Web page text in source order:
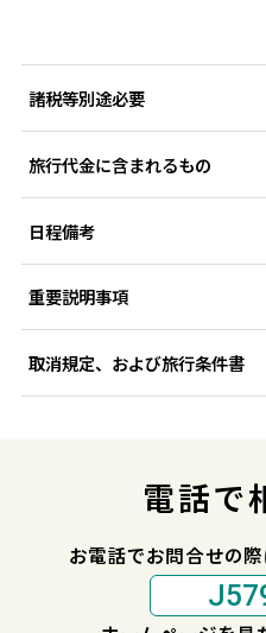
諸税等別途必要
旅行代金に含まれるもの
日程備考
重要説明事項
取消規定、および旅行条件書
電話で
お電話でお問合せの際